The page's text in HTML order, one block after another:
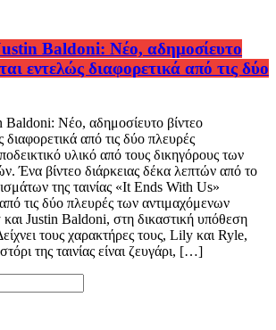
Baldoni: Νέο, αδημοσίευτο
εντελώς διαφορετικά από τις δύο
Νέο, αδημοσίευτο βίντεο
διαφορετικά από τις δύο πλευρές
υλικό από τους δικηγόρους των
Ένα βίντεο διάρκειας δέκα λεπτών από το
της ταινίας «It Ends With Us»
από τις δύο πλευρές των αντιμαχόμενων
Justin Baldoni, στη δικαστική υπόθεση
τους χαρακτήρες τους, Lily και Ryle,
της ταινίας είναι ζευγάρι, […]